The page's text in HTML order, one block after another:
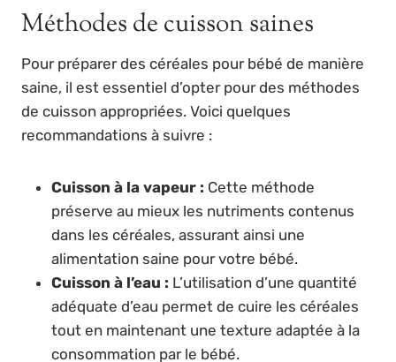
Méthodes de cuisson saines
Pour préparer des céréales pour bébé de manière
saine, il est essentiel d’opter pour des méthodes
de cuisson appropriées. Voici quelques
recommandations à suivre :
Cuisson à la vapeur : Cette méthode
préserve au mieux les nutriments contenus
dans les céréales, assurant ainsi une
alimentation saine pour votre bébé.
Cuisson à l’eau : L’utilisation d’une quantité
adéquate d’eau permet de cuire les céréales
tout en maintenant une texture adaptée à la
consommation par le bébé.